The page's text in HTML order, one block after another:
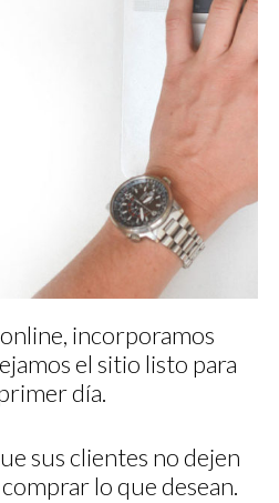
incorporamos
el sitio listo para
día.
sus clientes no dejen
lo que desean.